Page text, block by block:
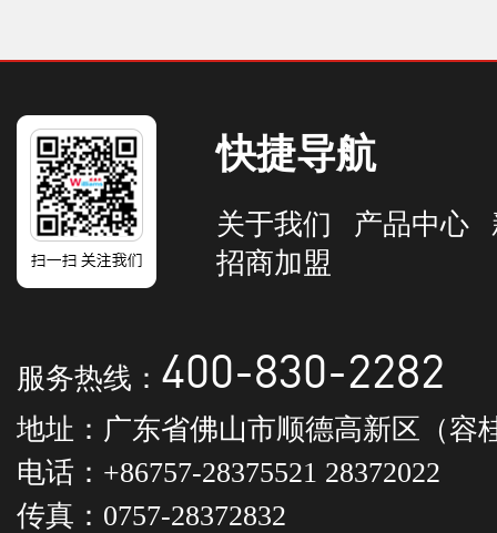
快捷导航
关于我们 产品中心
招商加盟
服务热线： 400-830-2282
地址：广东省佛山市顺德高新区（容
电话：+86757-28375521 28372022
传真：0757-28372832